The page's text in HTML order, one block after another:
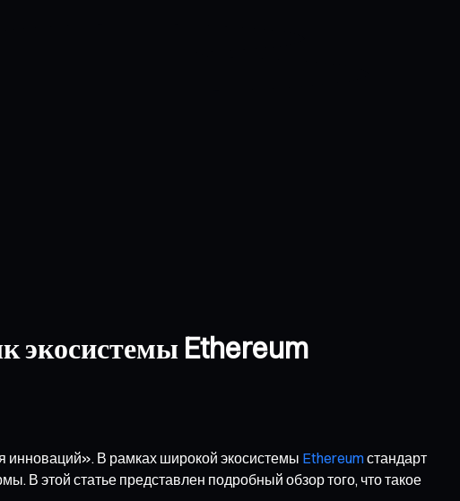
экосистемы Ethereum
В рамках широкой экосистемы Ethereumстандарт
В этой статье представлен подробный обзор того, что такое